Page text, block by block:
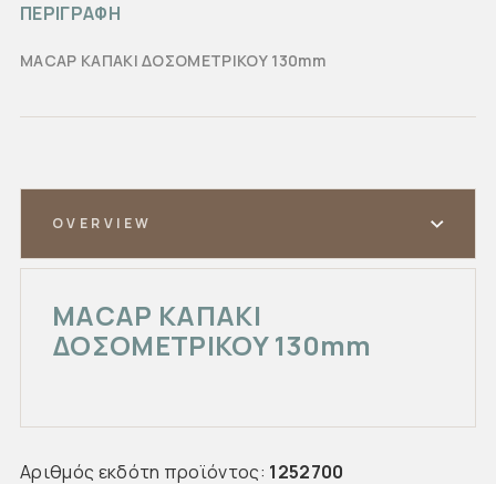
ΠΕΡΙΓΡΑΦΗ
MACAP ΚΑΠΑΚΙ ΔΟΣΟΜΕΤΡΙΚΟΥ 130mm
OVERVIEW
MACAP ΚΑΠΑΚΙ
ΔΟΣΟΜΕΤΡΙΚΟΥ 130mm
Αριθμός εκδότη προϊόντος: 1252700